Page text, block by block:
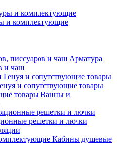
и комплектующие
Арматура
и чаш
и сопутствующие товары
Ванны и
решетки и лючки
Кабины душевые